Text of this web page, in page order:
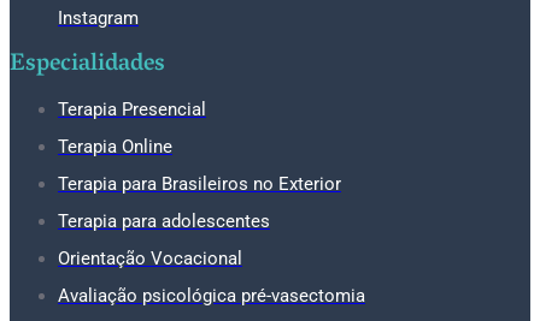
Instagram
Especialidades
Terapia Presencial
Terapia Online
Terapia para Brasileiros no Exterior
Terapia para adolescentes
Orientação Vocacional
Avaliação psicológica pré-vasectomia